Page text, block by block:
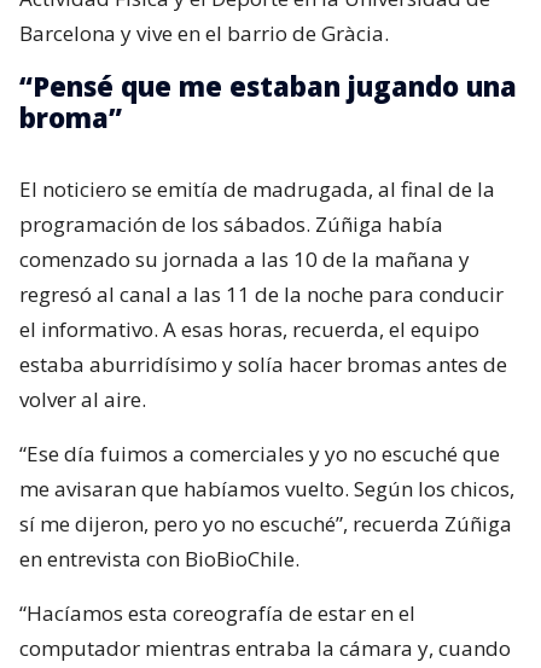
El noticiero se emitía de madrugada, al final de la
programación de los sábados. Zúñiga había
comenzado su jornada a las 10 de la mañana y
regresó al canal a las 11 de la noche para conducir
estaba aburridísimo y solía hacer bromas antes de
volver al aire.
“Ese día fuimos a comerciales y yo no escuché que
me avisaran que habíamos vuelto. Según los chicos,
sí me dijeron, pero yo no escuché”, recuerda Zúñiga
en entrevista con BioBioChile.
computador mientras entraba la cámara y, cuando
te avisaban, mirabas a la cámara frontal. Era como
si el periodista estuviera trabajando antes de volver
—¿Cuándo te diste cuenta de que estabas al